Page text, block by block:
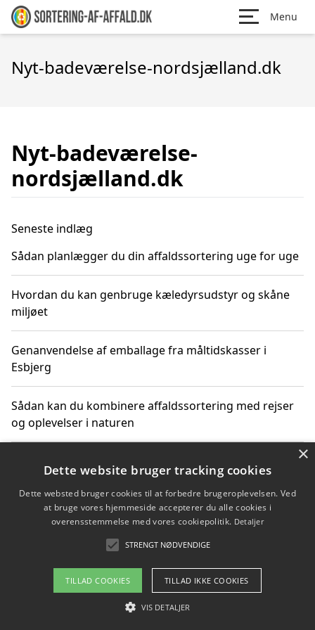
Menu
Nyt-badeværelse-nordsjælland.dk
Nyt-badeværelse-
nordsjælland.dk
Seneste indlæg
Sådan planlægger du din affaldssortering uge for uge
Hvordan du kan genbruge kæledyrsudstyr og skåne
miljøet
Genanvendelse af emballage fra måltidskasser i
Esbjerg
Sådan kan du kombinere affaldssortering med rejser
og oplevelser i naturen
Hvordan affaldssortering kan bidrage til co2 reduktion
Copyright 2026 - Pilanto Aps
Om / kontakt
Blog Betingelser
×
Dette website bruger tracking cookies
Dette websted bruger cookies til at forbedre brugeroplevelsen. Ved
at bruge vores hjemmeside accepterer du alle cookies i
overensstemmelse med vores cookiepolitik. Detaljer
STRENGT NØDVENDIGE
TILLAD COOKIES TILLAD IKKE COOKIES
VIS DETALJER